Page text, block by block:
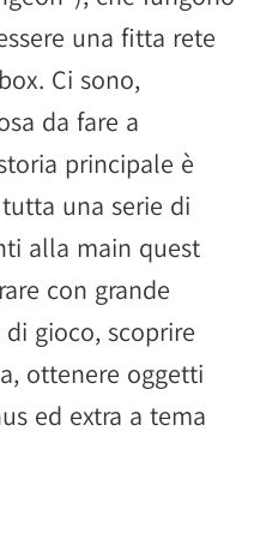
una fitta rete
Ci sono,
da fare a
principale è
una serie di
alla main quest
con grande
gioco, scoprire
ottenere oggetti
ed extra a tema